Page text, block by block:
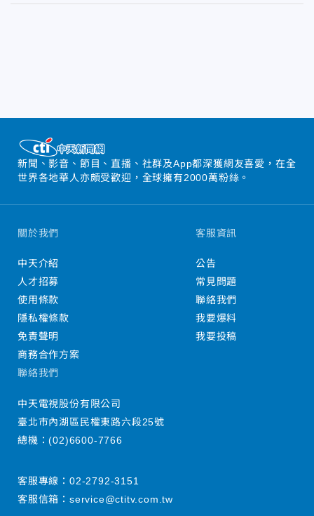
新聞、影音、節目、直播、社群及App都深獲網友喜愛，在全
世界各地華人亦頗受歡迎，全球擁有2000萬粉絲。
關於我們
中天介紹
人才招募
使用條款
隱私權條款
免責聲明
商務合作方案
客服資訊
公告
常見問題
聯絡我們
我要爆料
我要投稿
聯絡我們
中天電視股份有限公司
臺北市內湖區民權東路六段25號
總機：(02)6600-7766
客服專線： 02-2792-3151
客服信箱： service@ctitv.com.tw